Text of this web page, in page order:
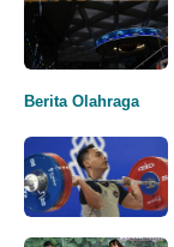
Berita Olahraga